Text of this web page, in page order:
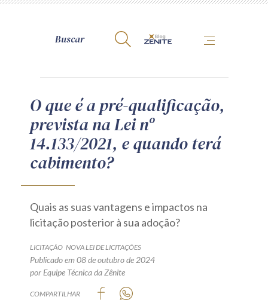
A Zênite
Como publicar conosco
Site da Zênite
Guia de Direitos dos Titulares de Dados
Produtos e serviços
O que é a pré-qualificação,
prevista na Lei nº
14.133/2021, e quando terá
cabimento?
Quais as suas vantagens e impactos na
licitação posterior à sua adoção?
LICITAÇÃO NOVA LEI DE LICITAÇÕES
Publicado em 08 de outubro de 2024
por Equipe Técnica da Zênite
COMPARTILHAR